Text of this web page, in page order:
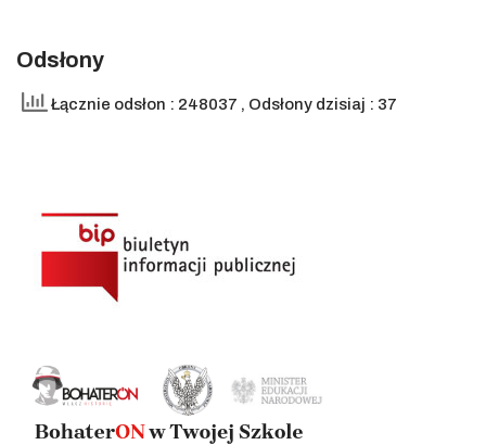
Odsłony
Łącznie odsłon : 248037 , Odsłony dzisiaj : 37